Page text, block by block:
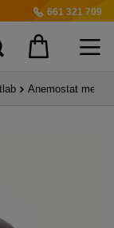
661 321 709
Anemostat